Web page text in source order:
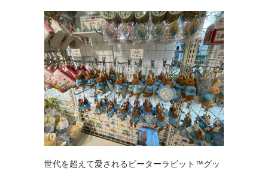
世代を超えて愛されるピーターラビット™グッ